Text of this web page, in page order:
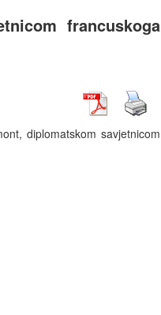
francuskoga
diplomatskom savjetnicom